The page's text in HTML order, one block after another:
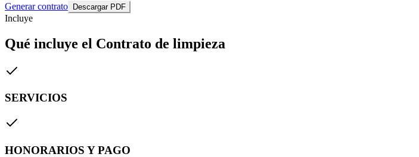
Generar contrato Descargar PDF
Incluye
Qué incluye el Contrato de limpieza
SERVICIOS
HONORARIOS Y PAGO